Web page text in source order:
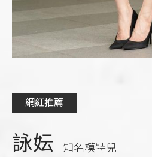
網紅推薦
詠妘 知名模特兒